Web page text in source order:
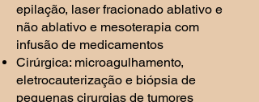
epilação, laser fracionado ablativo e
não ablativo e mesoterapia com
infusão de medicamentos
Cirúrgica: microagulhamento,
eletrocauterização e biópsia de
pequenas cirurgias de tumores